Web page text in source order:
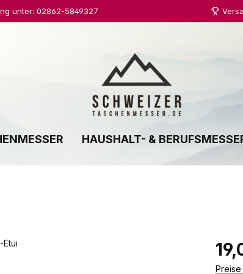
unter: 02862-5849327
HAUSHALT- &
Preise